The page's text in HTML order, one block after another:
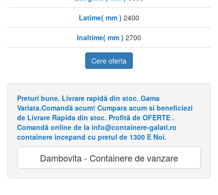
Latime( mm ) 2400
Inaltime( mm ) 2700
Cere oferta
Preturi bune. Livrare rapidă din stoc. Gama
Variata.Comandă acum! Cumpara acum si beneficiezi
de Livrare Rapida din stoc. Profită de OFERTE .
Comandă online de la info@containere-galati.ro
containere incepand cu pretul de 1300 E Noi.
Dambovita - Containere de vanzare